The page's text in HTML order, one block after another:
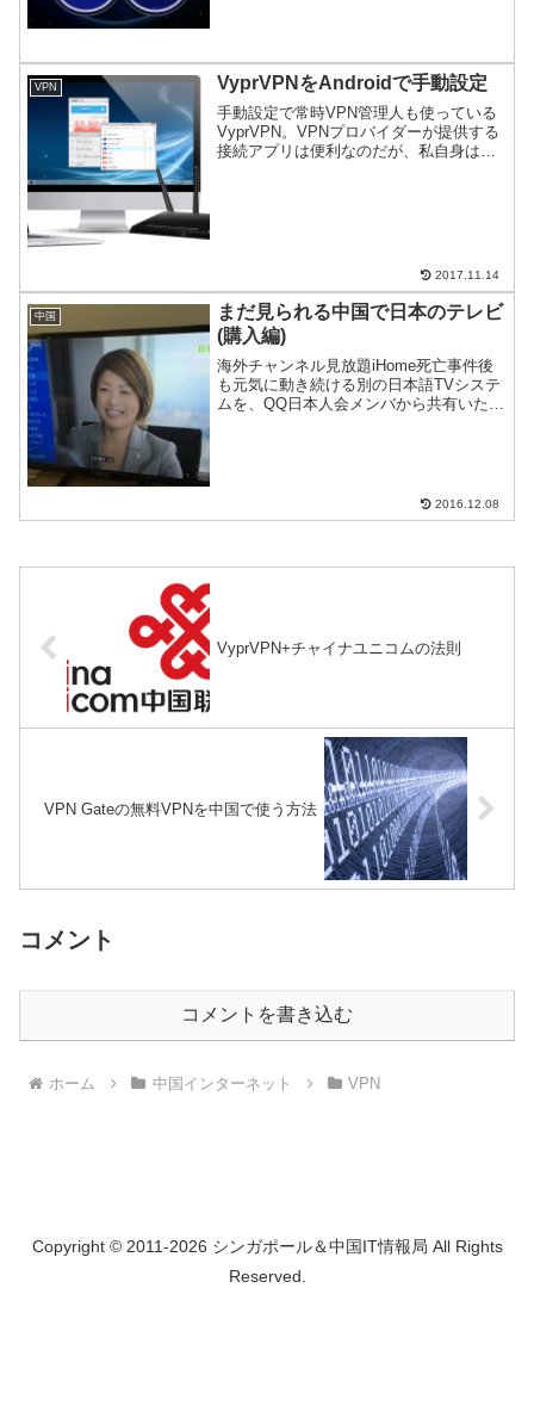
VPN VyprVPNをAndroidで手動設定
手動設定で常時VPN管理人も使っている
VyprVPN。VPNプロバイダーが提供する
接続アプリは便利なのだが、私自身は普
2017.11.14
中国
まだ見られる中国で日本のテレビ
(購入編)
海外チャンネル見放題iHome死亡事件後
も元気に動き続ける別の日本語TVシステ
ムを、QQ日本人会メンバから共有いただ
2016.12.08
VyprVPN+チャイナユニコムの法則
VPN Gateの無料VPNを中国で使う方法
コメント
コメントを書き込む
ホーム 中国インターネット VPN
Copyright © 2011-2026 シンガポール＆中国IT情報局 All Rights
Reserved.